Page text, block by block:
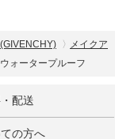
メイクア
ォータープルーフ
配送
の方へ